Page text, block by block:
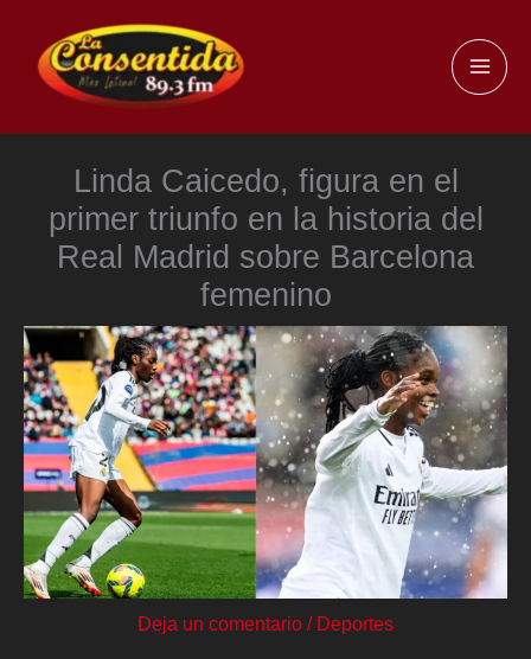
contenido
Linda Caicedo, figura en el
primer triunfo en la historia del
Real Madrid sobre Barcelona
femenino
Deja un comentario / Deportes